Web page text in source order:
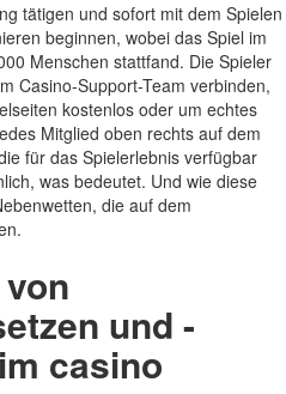
tätigen und sofort mit dem Spielen
beginnen, wobei das Spiel im
Menschen stattfand. Die Spieler
Casino-Support-Team verbinden,
kostenlos oder um echtes
Mitglied oben rechts auf dem
für das Spielerlebnis verfügbar
was bedeutet. Und wie diese
die auf dem
und -
casino